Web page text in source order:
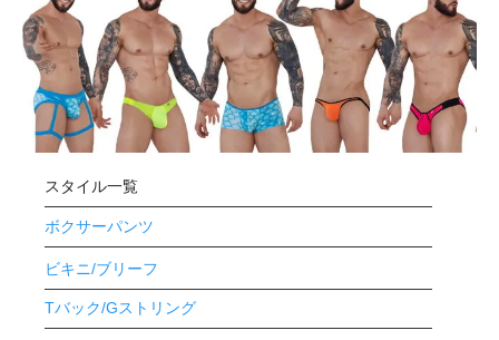
スタイル一覧
ボクサーパンツ
ビキニ/ブリーフ
Tバック/Gストリング